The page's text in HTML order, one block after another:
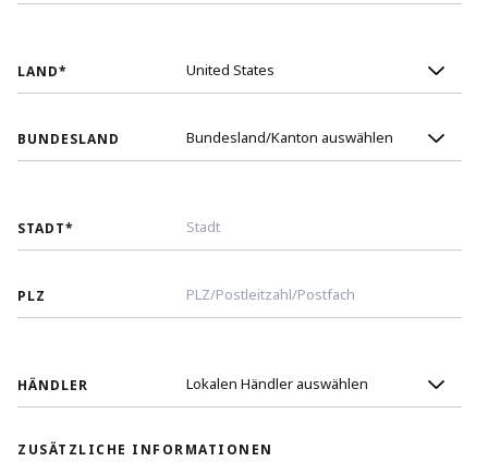
LAND*
BUNDESLAND
STADT*
PLZ
HÄNDLER
ZUSÄTZLICHE INFORMATIONEN